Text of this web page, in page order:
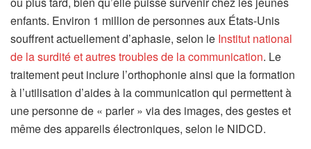
enfants. Environ 1 million de personnes aux États-Unis
souffrent actuellement d’aphasie, selon le Institut national
de la surdité et autres troubles de la communication. Le
traitement peut inclure l’orthophonie ainsi que la formation
à l’utilisation d’aides à la communication qui permettent à
une personne de « parler » via des images, des gestes et
même des appareils électroniques, selon le NIDCD.